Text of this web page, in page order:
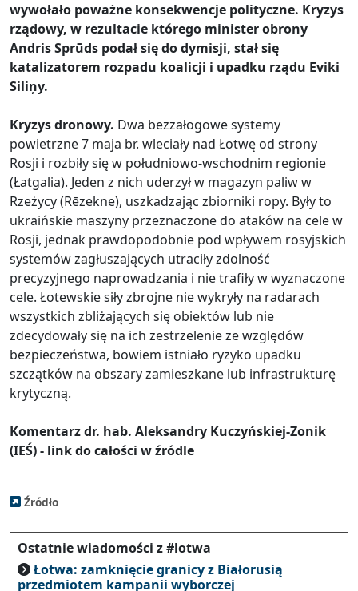
wywołało poważne konsekwencje polityczne. Kryzys
rządowy, w rezultacie którego minister obrony
Andris Sprūds podał się do dymisji, stał się
katalizatorem rozpadu koalicji i upadku rządu Eviki
Siliņy.
Kryzys dronowy. Dwa bezzałogowe systemy
powietrzne 7 maja br. wleciały nad Łotwę od strony
Rosji i rozbiły się w południowo-wschodnim regionie
(Łatgalia). Jeden z nich uderzył w magazyn paliw w
Rzeżycy (Rēzekne), uszkadzając zbiorniki ropy. Były to
ukraińskie maszyny przeznaczone do ataków na cele w
Rosji, jednak prawdopodobnie pod wpływem rosyjskich
systemów zagłuszających utraciły zdolność
precyzyjnego naprowadzania i nie trafiły w wyznaczone
cele. Łotewskie siły zbrojne nie wykryły na radarach
wszystkich zbliżających się obiektów lub nie
zdecydowały się na ich zestrzelenie ze względów
bezpieczeństwa, bowiem istniało ryzyko upadku
szczątków na obszary zamieszkane lub infrastrukturę
krytyczną.
Komentarz dr. hab. Aleksandry Kuczyńskiej-Zonik
(IEŚ) - link do całości w źródle
Źródło
Ostatnie wiadomości z #lotwa
Łotwa: zamknięcie granicy z Białorusią
przedmiotem kampanii wyborczej